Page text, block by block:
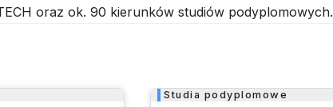
oraz ok. 90 kierunków studiów podyplomowych.
Studia podyplomowe